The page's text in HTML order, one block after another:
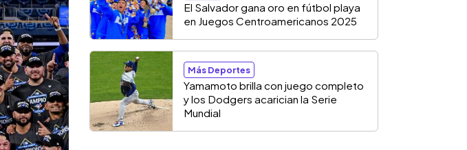
El Salvador gana oro en fútbol playa
en Juegos Centroamericanos 2025
Más Deportes
Yamamoto brilla con juego completo
y los Dodgers acarician la Serie
Mundial